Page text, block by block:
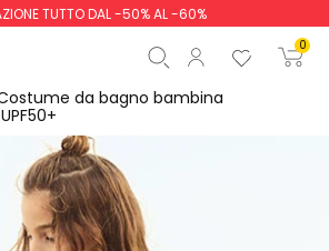
TUTTO DAL -50% AL -60%
0
da bagno bambina